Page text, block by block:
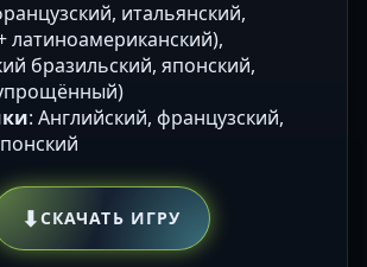
итальянский,
латиноамериканский),
бразильский, японский,
: Английский, французский,
⬇СКАЧАТЬ ИГРУ